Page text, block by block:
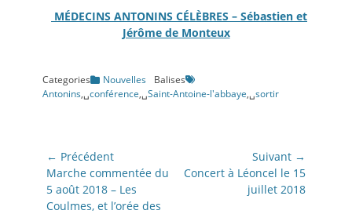
MÉDECINS ANTONINS CÉLÈBRES – Sébastien et
Jérôme de Monteux
Categories Nouvelles
Balises
Antonins,␣conférence,␣Saint-Antoine-l'abbaye,␣sortir
Navigation
de
l’article
← Précédent
Article
précédent:
Marche commentée du
5 août 2018 – Les
Coulmes, et l’orée des
Suivant →
Article
Concert à Léoncel le 15
juillet 2018